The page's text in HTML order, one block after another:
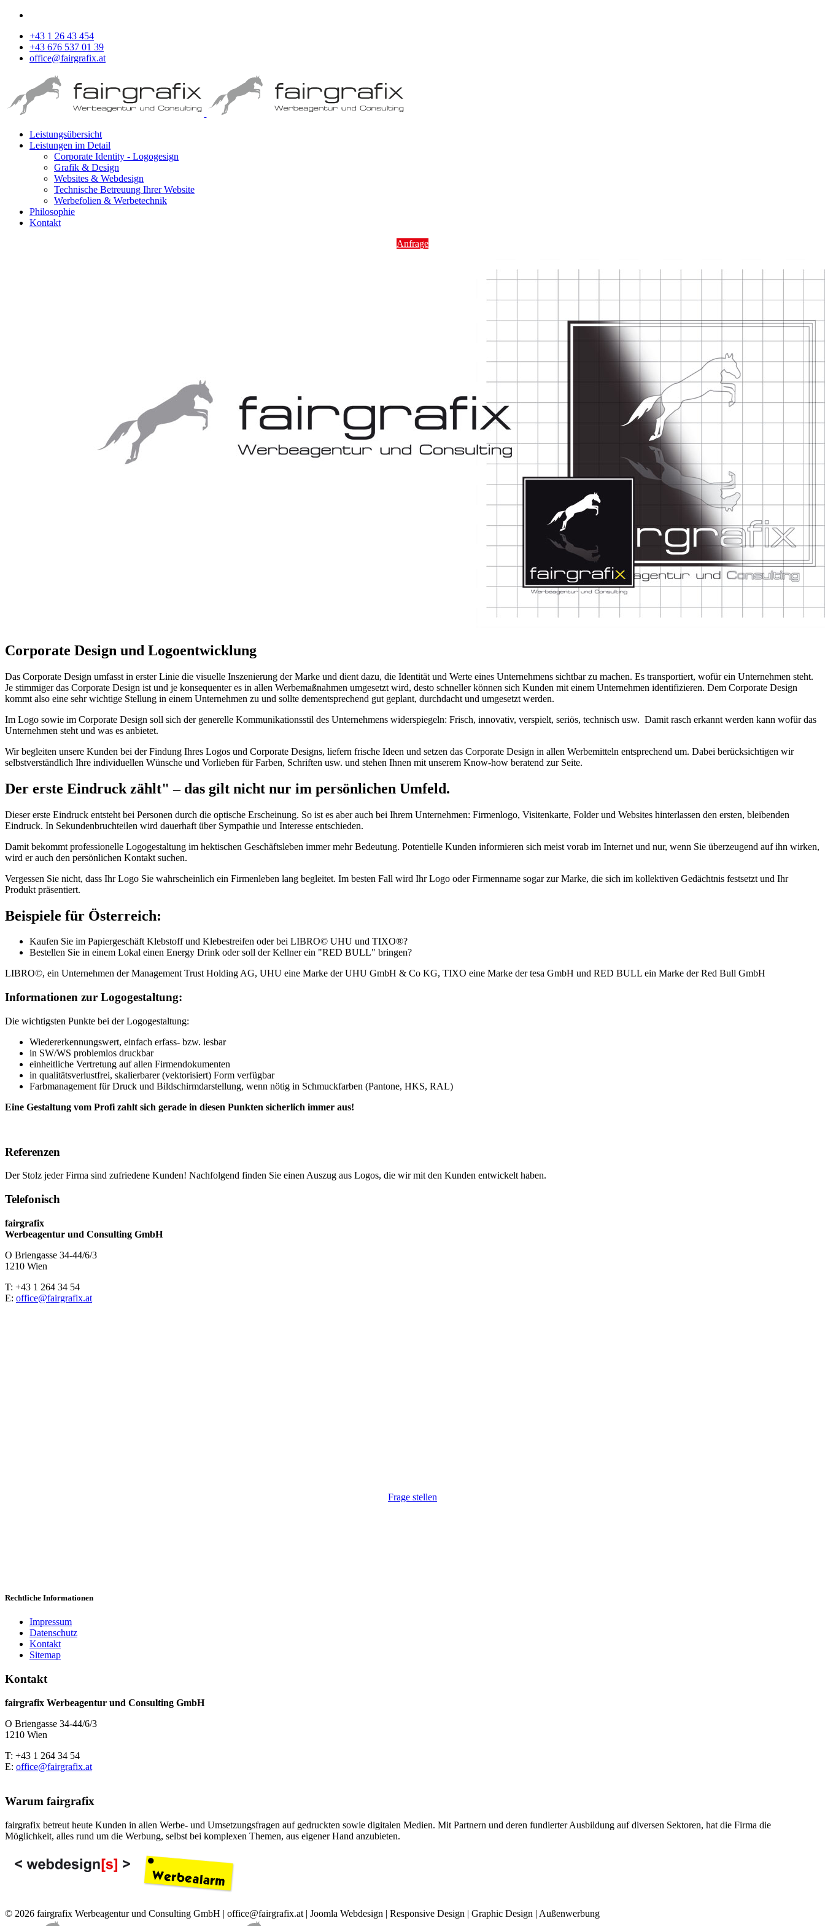
+43 1 26 43 454
+43 676 537 01 39
office@fairgrafix.at
Leistungsübersicht
Leistungen im Detail
Corporate Identity - Logogesign
Grafik & Design
Websites & Webdesign
Technische Betreuung Ihrer Website
Werbefolien & Werbetechnik
Philosophie
Kontakt
Anfrage
Corporate Design und Logoentwicklung
Das Corporate Design umfasst in erster Linie die visuelle Inszenierung der Marke und dient dazu, die Identität und Werte eines Unternehmens sichtbar zu machen. Es transportiert, wofür ein Unternehmen steht.
Je stimmiger das Corporate Design ist und je konsequenter es in allen Werbemaßnahmen umgesetzt wird, desto schneller können sich Kunden mit einem Unternehmen identifizieren. Dem Corporate Design
kommt also eine sehr wichtige Stellung in einem Unternehmen zu und sollte dementsprechend gut geplant, durchdacht und umgesetzt werden.
Im Logo sowie im Corporate Design soll sich der generelle Kommunikationsstil des Unternehmens widerspiegeln: Frisch, innovativ, verspielt, seriös, technisch usw. Damit rasch erkannt werden kann wofür das
Unternehmen steht und was es anbietet.
Wir begleiten unsere Kunden bei der Findung Ihres Logos und Corporate Designs, liefern frische Ideen und setzen das Corporate Design in allen Werbemitteln entsprechend um. Dabei berücksichtigen wir
selbstverständlich Ihre individuellen Wünsche und Vorlieben für Farben, Schriften usw. und stehen Ihnen mit unserem Know-how beratend zur Seite.
Der erste Eindruck zählt" – das gilt nicht nur im persönlichen Umfeld.
Dieser erste Eindruck entsteht bei Personen durch die optische Erscheinung. So ist es aber auch bei Ihrem Unternehmen: Firmenlogo, Visitenkarte, Folder und Websites hinterlassen den ersten, bleibenden
Eindruck. In Sekundenbruchteilen wird dauerhaft über Sympathie und Interesse entschieden.
Damit bekommt professionelle Logogestaltung im hektischen Geschäftsleben immer mehr Bedeutung. Potentielle Kunden informieren sich meist vorab im Internet und nur, wenn Sie überzeugend auf ihn wirken,
wird er auch den persönlichen Kontakt suchen.
Vergessen Sie nicht, dass Ihr Logo Sie wahrscheinlich ein Firmenleben lang begleitet. Im besten Fall wird Ihr Logo oder Firmenname sogar zur Marke, die sich im kollektiven Gedächtnis festsetzt und Ihr
Produkt präsentiert.
Beispiele für Österreich:
Kaufen Sie im Papiergeschäft Klebstoff und Klebestreifen oder bei LIBRO© UHU und TIXO®?
Bestellen Sie in einem Lokal einen Energy Drink oder soll der Kellner ein "RED BULL" bringen?
LIBRO©, ein Unternehmen der Management Trust Holding AG, UHU eine Marke der UHU GmbH & Co KG, TIXO eine Marke der tesa GmbH und RED BULL ein Marke der Red Bull GmbH
Informationen zur Logogestaltung:
Die wichtigsten Punkte bei der Logogestaltung:
Wiedererkennungswert, einfach erfass- bzw. lesbar
in SW/WS problemlos druckbar
einheitliche Vertretung auf allen Firmendokumenten
in qualitätsverlustfrei, skalierbarer (vektorisiert) Form verfügbar
Farbmanagement für Druck und Bildschirmdarstellung, wenn nötig in Schmuckfarben (Pantone, HKS, RAL)
Eine Gestaltung vom Profi zahlt sich gerade in diesen Punkten sicherlich immer aus!
Referenzen
Der Stolz jeder Firma sind zufriedene Kunden! Nachfolgend finden Sie einen Auszug aus Logos, die wir mit den Kunden entwickelt haben.
Telefonisch
fairgrafix
Werbeagentur und Consulting GmbH
O Briengasse 34-44/6/3
1210 Wien
T: +43 1 264 34 54
E: office@fairgrafix.at
Frage stellen
Rechtliche Informationen
Impressum
Datenschutz
Kontakt
Sitemap
Kontakt
fairgrafix Werbeagentur und Consulting GmbH
O Briengasse 34-44/6/3
1210 Wien
T: +43 1 264 34 54
E: office@fairgrafix.at
Warum fairgrafix
fairgrafix betreut heute Kunden in allen Werbe- und Umsetzungsfragen auf gedruckten sowie digitalen Medien. Mit Partnern und deren fundierter Ausbildung auf diversen Sektoren, hat die Firma die
Möglichkeit, alles rund um die Werbung, selbst bei komplexen Themen, aus eigener Hand anzubieten.
© 2026 fairgrafix Werbeagentur und Consulting GmbH | office@fairgrafix.at | Joomla Webdesign | Responsive Design | Graphic Design | Außenwerbung